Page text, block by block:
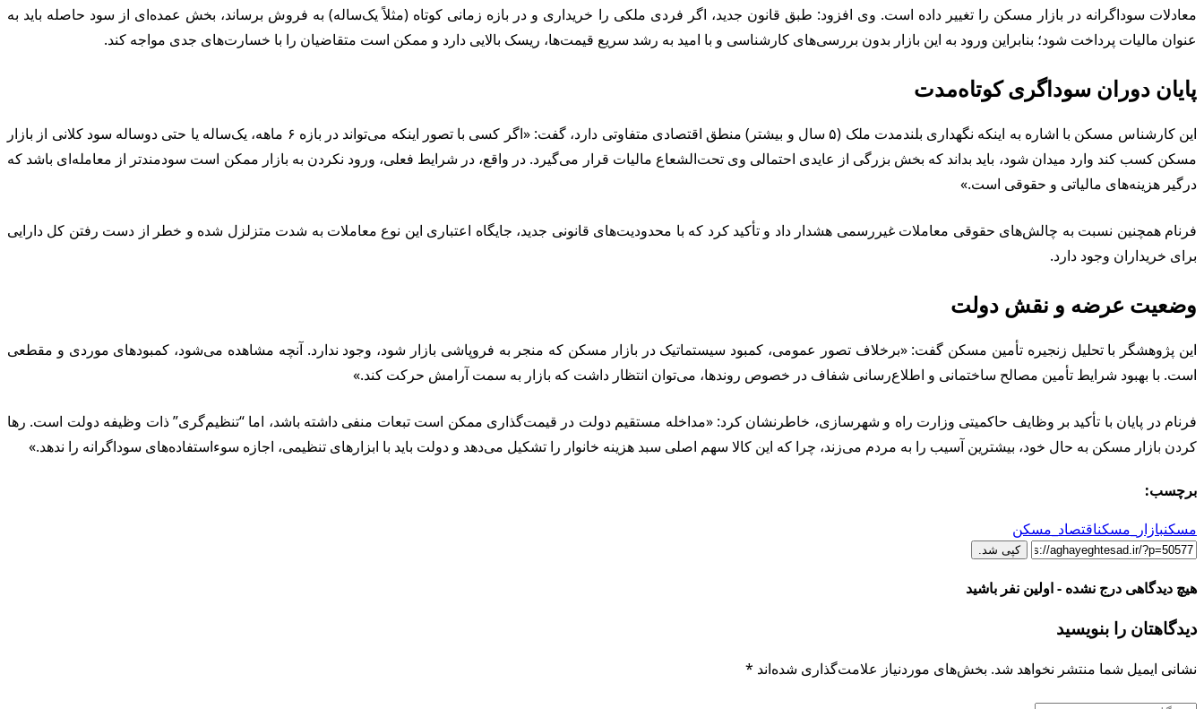
معادلات سوداگرانه در بازار مسکن را تغییر داده است. وی افزود: طبق قانون جدید، اگر فردی ملکی را خریداری و در بازه زمانی کوتاه (مثلاً یک‌ساله) به فروش برساند، بخش عمده‌ای از سود حاصله باید به
عنوان مالیات پرداخت شود؛ بنابراین ورود به این بازار بدون بررسی‌های کارشناسی و با امید به رشد سریع قیمت‌ها، ریسک بالایی دارد و ممکن است متقاضیان را با خسارت‌های جدی مواجه کند.
پایان دوران سوداگری کوتاه‌مدت
این کارشناس مسکن با اشاره به اینکه نگهداری بلندمدت ملک (۵ سال و بیشتر) منطق اقتصادی متفاوتی دارد، گفت: «اگر کسی با تصور اینکه می‌تواند در بازه ۶ ماهه، یک‌ساله یا حتی دوساله سود کلانی از بازار
مسکن کسب کند وارد میدان شود، باید بداند که بخش بزرگی از عایدی احتمالی وی تحت‌الشعاع مالیات قرار می‌گیرد. در واقع، در شرایط فعلی، ورود نکردن به بازار ممکن است سودمندتر از معامله‌ای باشد که
درگیر هزینه‌های مالیاتی و حقوقی است.»
فرنام همچنین نسبت به چالش‌های حقوقی معاملات غیررسمی هشدار داد و تأکید کرد که با محدودیت‌های قانونی جدید، جایگاه اعتباری این نوع معاملات به شدت متزلزل شده و خطر از دست رفتن کل دارایی
برای خریداران وجود دارد.
وضعیت عرضه و نقش دولت
این پژوهشگر با تحلیل زنجیره تأمین مسکن گفت: «برخلاف تصور عمومی، کمبود سیستماتیک در بازار مسکن که منجر به فروپاشی بازار شود، وجود ندارد. آنچه مشاهده می‌شود، کمبودهای موردی و مقطعی
است. با بهبود شرایط تأمین مصالح ساختمانی و اطلاع‌رسانی شفاف در خصوص روندها، می‌توان انتظار داشت که بازار به سمت آرامش حرکت کند.»
فرنام در پایان با تأکید بر وظایف حاکمیتی وزارت راه و شهرسازی، خاطرنشان کرد: «مداخله مستقیم دولت در قیمت‌گذاری ممکن است تبعات منفی داشته باشد، اما “تنظیم‌گری” ذات وظیفه دولت است. رها
کردن بازار مسکن به حال خود، بیشترین آسیب را به مردم می‌زند، چرا که این کالا سهم اصلی سبد هزینه خانوار را تشکیل می‌دهد و دولت باید با ابزارهای تنظیمی، اجازه سوءاستفاده‌های سوداگرانه را ندهد.»
برچسب:
مسکنبازار_مسکناقتصاد_مسکن
کپی شد.
هیچ دیدگاهی درج نشده - اولین نفر باشید
دیدگاهتان را بنویسید
نشانی ایمیل شما منتشر نخواهد شد. بخش‌های موردنیاز علامت‌گذاری شده‌اند *